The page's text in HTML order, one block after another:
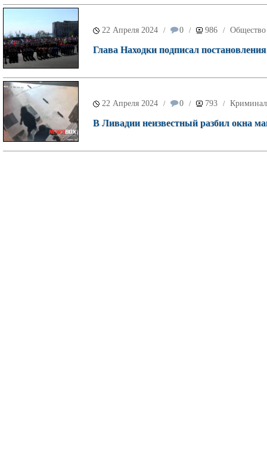
22 Апреля 2024 / 0 / 986 / Общество
Глава Находки подписал
22 Апреля 2024 / 0 / 793 / Криминал
В Ливадии неизвестный разбил окна